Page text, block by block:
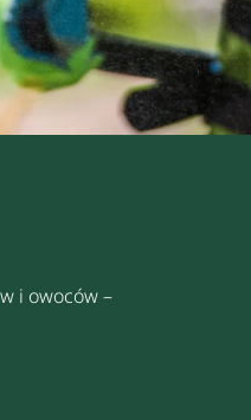
i owoców –